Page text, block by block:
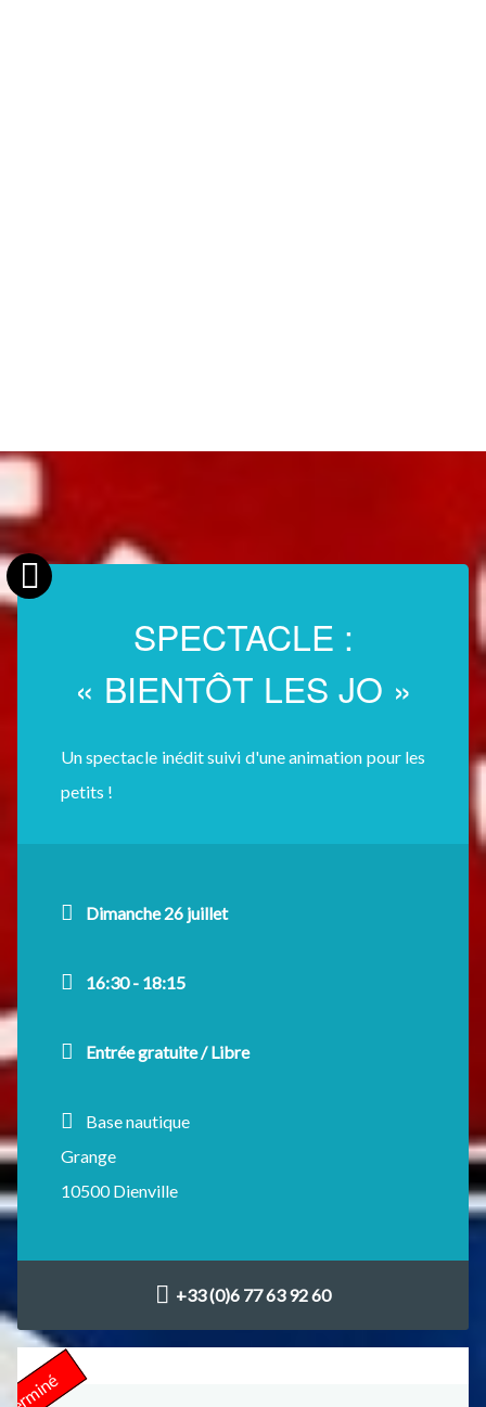
SPECTACLE :
« BIENTÔT LES JO »
Un spectacle inédit suivi d'une animation pour les
petits !
Dimanche 26 juillet
16:30 - 18:15
Entrée gratuite / Libre
Base nautique
Grange
10500 Dienville
+33 (0)6 77 63 92 60
Terminé